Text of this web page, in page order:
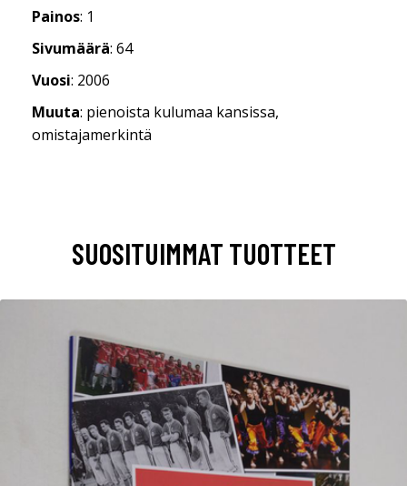
Painos: 1
Sivumäärä: 64
Vuosi: 2006
Muuta: pienoista kulumaa kansissa,
omistajamerkintä
SUOSITUIMMAT TUOTTEET